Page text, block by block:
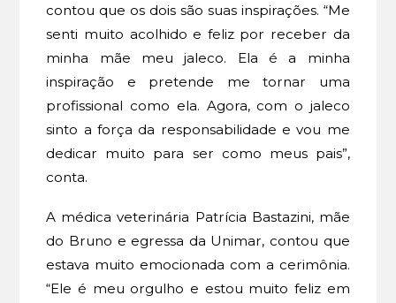
contou que os dois são suas inspirações. “Me
senti muito acolhido e feliz por receber da
minha mãe meu jaleco. Ela é a minha
inspiração e pretende me tornar uma
profissional como ela. Agora, com o jaleco
sinto a força da responsabilidade e vou me
dedicar muito para ser como meus pais”,
conta.
A médica veterinária Patrícia Bastazini, mãe
do Bruno e egressa da Unimar, contou que
estava muito emocionada com a cerimônia.
“Ele é meu orgulho e estou muito feliz em